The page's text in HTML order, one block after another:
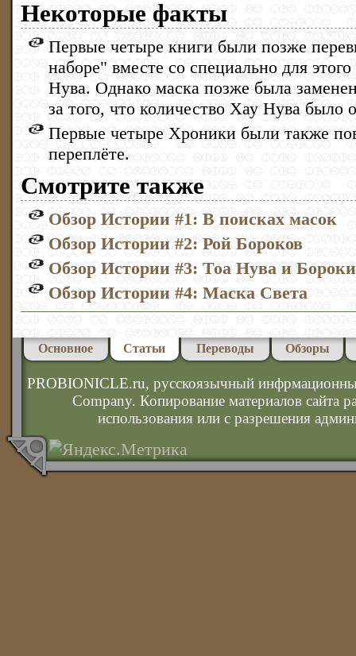
Некоторые факты
Первые четыре книги были позже
наборе" вместе со специально для
Нува. Однако маска позже была
за того, что количество Хау Нува было
Первые четыре Хроники были также
переплёте.
Смотрите также
Обзор Истории #1: В поисках масок
Обзор Истории #2: Рой Бороков
Обзор Истории #3: Тоа Нува и
Обзор Истории #4: Маска Света
Основное Статьи Переводы Обзоры
PROBIONICLE.ru, русскоязычный
Company. Копирование материалов сайта
использования или с разрешения